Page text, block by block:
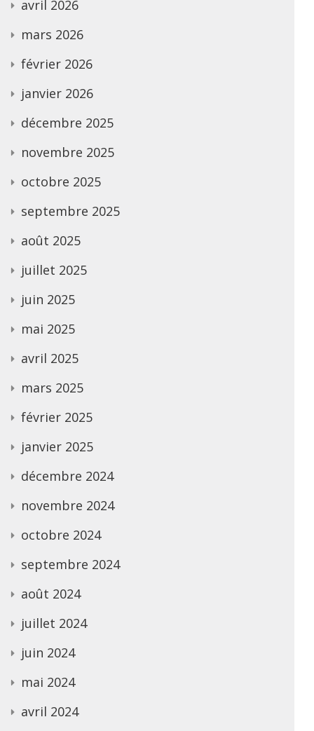
avril 2026
mars 2026
février 2026
janvier 2026
décembre 2025
novembre 2025
octobre 2025
septembre 2025
août 2025
juillet 2025
juin 2025
mai 2025
avril 2025
mars 2025
février 2025
janvier 2025
décembre 2024
novembre 2024
octobre 2024
septembre 2024
août 2024
juillet 2024
juin 2024
mai 2024
avril 2024